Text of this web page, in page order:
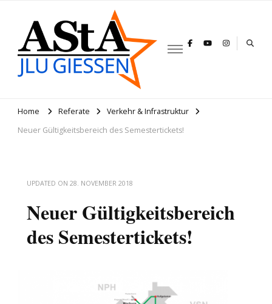
Home Referate
Verkehr & Infrastruktur
Neuer Gültigkeitsbereich des Semestertickets!
UPDATED ON 28. NOVEMBER 2018
Neuer Gültigkeitsbereich
des Semestertickets!